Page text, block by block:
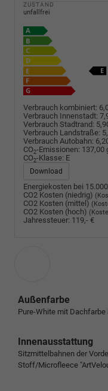
ZUSTAND
unfallfrei
Verbrauch kombiniert:
Verbrauch Innenstadt:
Verbrauch Stadtrand:
Verbrauch Landstraße:
Verbrauch Autobahn:
CO2-Emissionen: 137,00
CO2-Klasse: E
Download
Energiekosten bei
CO2 Kosten (niedrig)
CO2 Kosten (mittel)
CO2 Kosten (hoch)
Jahressteuer: 119,- €
Außenfarbe
Pure-White mit
Innenausstattung
Sitzmittelbahnen der
Stoff/Microfleece